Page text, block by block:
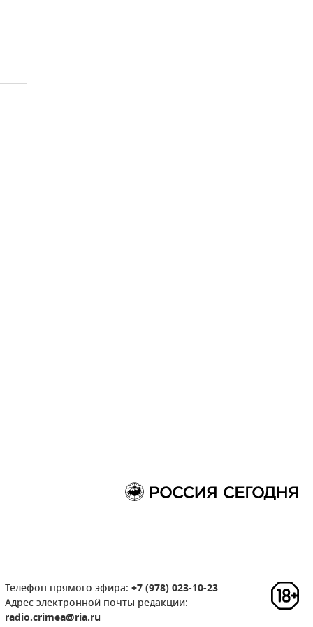
Телефон прямого эфира: +7 (978) 023-10-23
Адрес электронной почты редакции:
radio.crimea@ria.ru